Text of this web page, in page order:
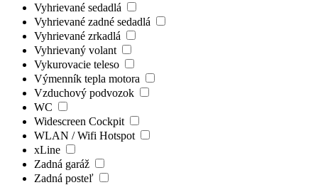
Vyhrievané sedadlá
Vyhrievané zadné sedadlá
Vyhrievané zrkadlá
Vyhrievaný volant
Vykurovacie teleso
Výmenník tepla motora
Vzduchový podvozok
WC
Widescreen Cockpit
WLAN / Wifi Hotspot
xLine
Zadná garáž
Zadná posteľ